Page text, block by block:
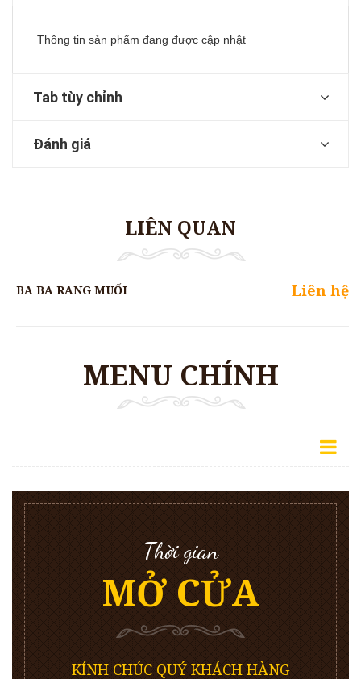
Thông tin sản phẩm đang được cập nhật
Tab tùy chỉnh
Đánh giá
LIÊN QUAN
BA BA RANG MUỐI Liên hệ
MENU CHÍNH
Thời gian
MỞ CỬA
KÍNH CHÚC QUÝ KHÁCH HÀNG